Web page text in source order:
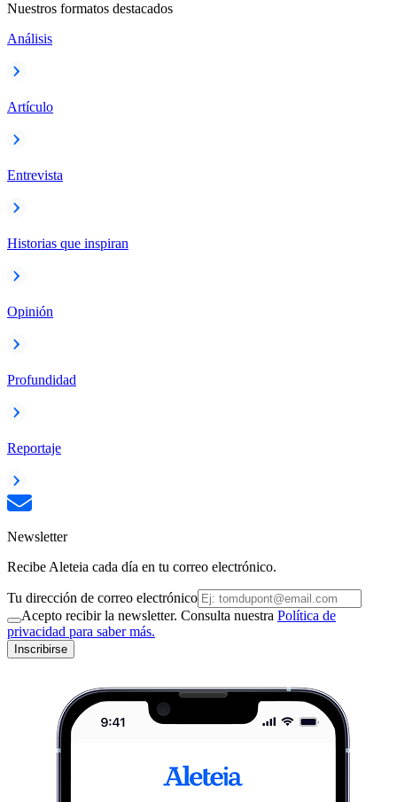
Nuestros formatos destacados
Análisis
Artículo
Entrevista
Historias que inspiran
Opinión
Profundidad
Reportaje
Newsletter
Recibe Aleteia cada día en tu correo electrónico.
Tu dirección de correo electrónico
Acepto recibir la newsletter. Consulta nuestra Política de
privacidad para saber más.
Inscribirse